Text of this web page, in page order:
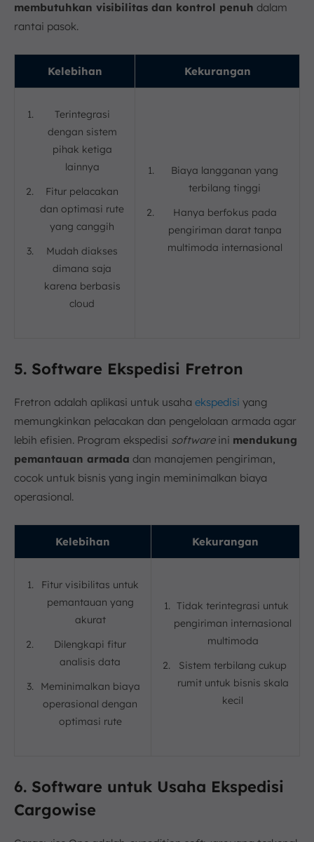
membutuhkan visibilitas dan kontrol penuh dalam
rantai pasok.
Kelebihan Kekurangan
Terintegrasi
dengan sistem
pihak ketiga
lainnya
Fitur pelacakan
dan optimasi rute
yang canggih
Mudah diakses
dimana saja
karena berbasis
cloud
Biaya langganan yang
terbilang tinggi
Hanya berfokus pada
pengiriman darat tanpa
multimoda internasional
5. Software Ekspedisi Fretron
Fretron adalah aplikasi untuk usaha ekspedisi yang
memungkinkan pelacakan dan pengelolaan armada agar
lebih efisien. Program ekspedisi softwareini mendukung
pemantauan armada dan manajemen pengiriman,
cocok untuk bisnis yang ingin meminimalkan biaya
operasional.
Kelebihan Kekurangan
Fitur visibilitas untuk
pemantauan yang
akurat
Dilengkapi fitur
analisis data
Meminimalkan biaya
operasional dengan
optimasi rute
Tidak terintegrasi untuk
pengiriman internasional
multimoda
Sistem terbilang cukup
rumit untuk bisnis skala
kecil
6. Software untuk Usaha Ekspedisi
Cargowise